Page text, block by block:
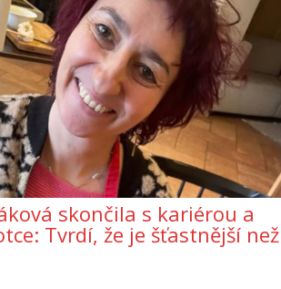
skončila s kariérou a
Tvrdí, že je šťastnější než